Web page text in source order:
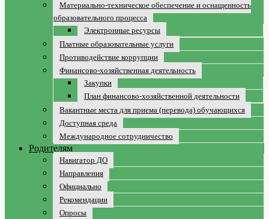
Материально-техническое обеспечение и оснащенность
образовательного процесса
Электронные ресурсы
Платные образовательные услуги
Противодействие коррупции
Финансово-хозяйственная деятельность
Закупки
План финансово-хозяйственной деятельности
Вакантные места для приема (перевода) обучающихся
Доступная среда
Международное сотрудничество
Родителям
Навигатор ДО
Направления
Официально
Рекомендации
Опросы